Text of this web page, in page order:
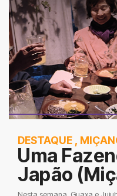
DESTAQUE ,
Uma
Japão